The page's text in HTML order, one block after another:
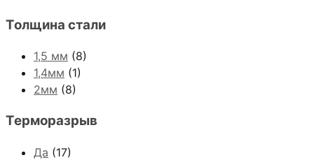
Толщина стали
1,5 мм (8)
1,4мм (1)
2мм (8)
Терморазрыв
Да (17)